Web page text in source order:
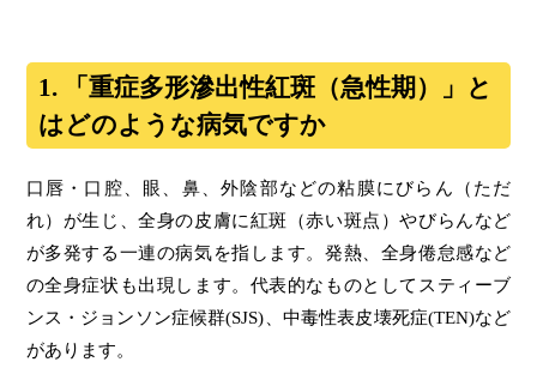
1. 「重症多形滲出性紅斑（急性期）」と
はどのような病気ですか
口唇・口腔、眼、鼻、外陰部などの粘膜にびらん（ただ
れ）が生じ、全身の皮膚に紅斑（赤い斑点）やびらんなど
が多発する一連の病気を指します。発熱、全身倦怠感など
の全身症状も出現します。代表的なものとしてスティーブ
ンス・ジョンソン症候群(SJS)、中毒性表皮壊死症(TEN)など
があります。